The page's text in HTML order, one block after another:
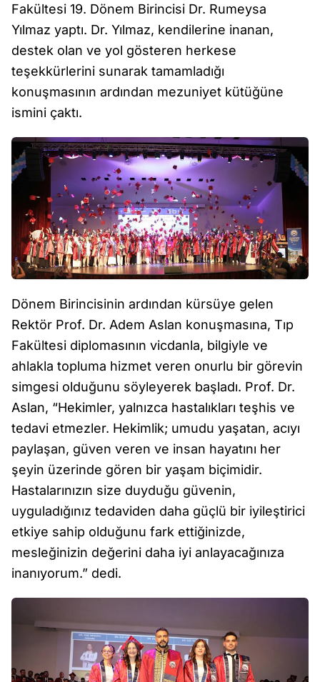
Fakültesi 19. Dönem Birincisi Dr. Rumeysa
Yılmaz yaptı. Dr. Yılmaz, kendilerine inanan,
destek olan ve yol gösteren herkese
teşekkürlerini sunarak tamamladığı
konuşmasının ardından mezuniyet kütüğüne
ismini çaktı.
Dönem Birincisinin ardından kürsüye gelen
Rektör Prof. Dr. Adem Aslan konuşmasına, Tıp
Fakültesi diplomasının vicdanla, bilgiyle ve
ahlakla topluma hizmet veren onurlu bir görevin
simgesi olduğunu söyleyerek başladı. Prof. Dr.
Aslan, “Hekimler, yalnızca hastalıkları teşhis ve
tedavi etmezler. Hekimlik; umudu yaşatan, acıyı
paylaşan, güven veren ve insan hayatını her
şeyin üzerinde gören bir yaşam biçimidir.
Hastalarınızın size duyduğu güvenin,
uyguladığınız tedaviden daha güçlü bir iyileştirici
etkiye sahip olduğunu fark ettiğinizde,
mesleğinizin değerini daha iyi anlayacağınıza
inanıyorum.” dedi.